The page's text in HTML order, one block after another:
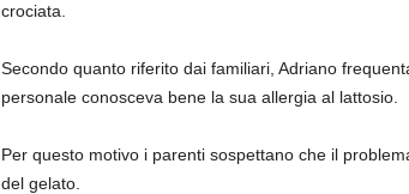
crociata.
Secondo quanto riferito dai familiari, Adriano
personale conosceva bene la sua allergia al lattosio.
Per questo motivo i parenti sospettano che il
del gelato.